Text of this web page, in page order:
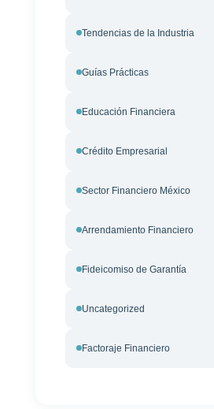
Tendencias de la Industria
Guías Prácticas
Educación Financiera
Crédito Empresarial
Sector Financiero México
Arrendamiento Financiero
Fideicomiso de Garantía
Uncategorized
Factoraje Financiero